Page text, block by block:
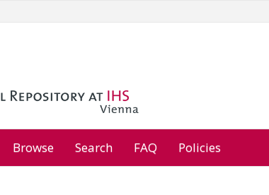
Browse Search FAQ Policies